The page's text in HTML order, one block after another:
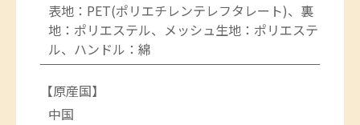
表地：PET(ポリエチレンテレフタレート)、裏
地：ポリエステル、メッシュ生地：ポリエステ
ル、ハンドル：綿
【原産国】
中国